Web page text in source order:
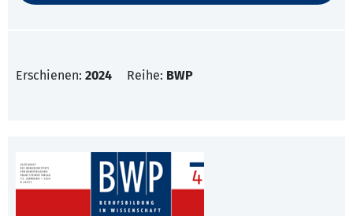
Erschienen: 2024 Reihe: BWP